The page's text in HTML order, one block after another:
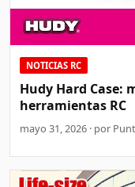
NOTICIAS RC
Hudy Hard Case:
herramientas RC
mayo 31, 2026 · por